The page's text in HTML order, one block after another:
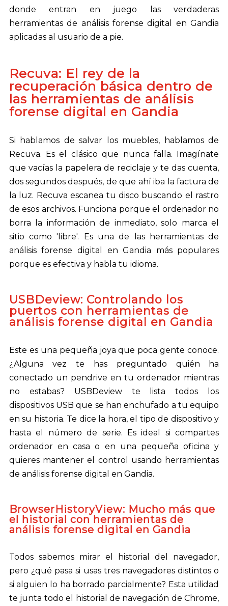
donde entran en juego las verdaderas
herramientas de análisis forense digital en Gandia
aplicadas al usuario de a pie.
Recuva: El rey de la
recuperación básica dentro de
las herramientas de análisis
forense digital en Gandia
Si hablamos de salvar los muebles, hablamos de
Recuva. Es el clásico que nunca falla. Imagínate
que vacías la papelera de reciclaje y te das cuenta,
dos segundos después, de que ahí iba la factura de
la luz. Recuva escanea tu disco buscando el rastro
de esos archivos. Funciona porque el ordenador no
borra la información de inmediato, solo marca el
sitio como 'libre'. Es una de las herramientas de
análisis forense digital en Gandia más populares
porque es efectiva y habla tu idioma.
USBDeview: Controlando los
puertos con herramientas de
análisis forense digital en Gandia
Este es una pequeña joya que poca gente conoce.
¿Alguna vez te has preguntado quién ha
conectado un pendrive en tu ordenador mientras
no estabas? USBDeview te lista todos los
dispositivos USB que se han enchufado a tu equipo
en su historia. Te dice la hora, el tipo de dispositivo y
hasta el número de serie. Es ideal si compartes
ordenador en casa o en una pequeña oficina y
quieres mantener el control usando herramientas
de análisis forense digital en Gandia.
BrowserHistoryView: Mucho más que
el historial con herramientas de
análisis forense digital en Gandia
Todos sabemos mirar el historial del navegador,
pero ¿qué pasa si usas tres navegadores distintos o
si alguien lo ha borrado parcialmente? Esta utilidad
te junta todo el historial de navegación de Chrome,